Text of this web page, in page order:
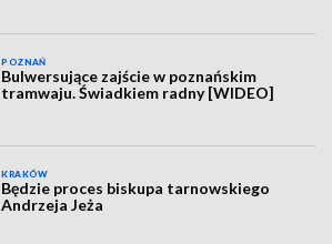
POZNAŃ
Bulwersujące zajście w poznańskim
tramwaju. Świadkiem radny [WIDEO]
KRAKÓW
Będzie proces biskupa tarnowskiego
Andrzeja Jeża